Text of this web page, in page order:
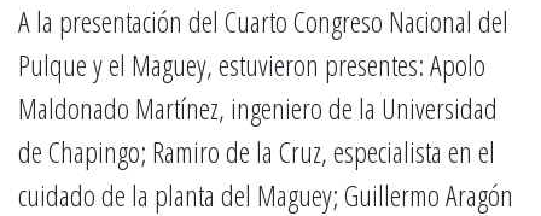
A la presentación del Cuarto Congreso Nacional del
Pulque y el Maguey, estuvieron presentes: Apolo
Maldonado Martínez, ingeniero de la Universidad
de Chapingo; Ramiro de la Cruz, especialista en el
cuidado de la planta del Maguey; Guillermo Aragón